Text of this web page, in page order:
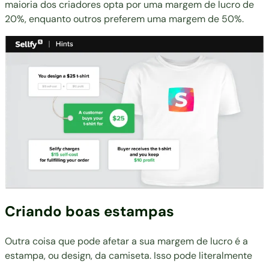
maioria dos criadores opta por uma margem de lucro de
20%, enquanto outros preferem uma margem de 50%.
Criando boas estampas
Outra coisa que pode afetar a sua margem de lucro é a
estampa, ou design, da camiseta. Isso pode literalmente